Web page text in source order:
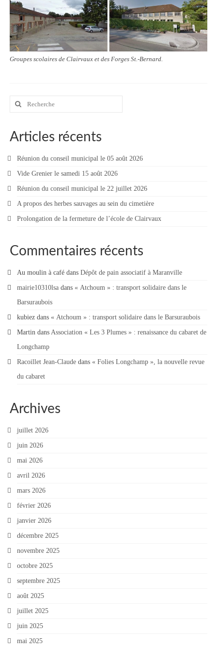
Groupes scolaires de Clairvaux et des Forges St.-Bernard.
Rechercher
Articles récents
Réunion du conseil municipal le 05 août 2026
Vide Grenier le samedi 15 août 2026
Réunion du conseil municipal le 22 juillet 2026
A propos des herbes sauvages au sein du cimetière
Prolongation de la fermeture de l’école de Clairvaux
Commentaires récents
Au moulin à café dans Dépôt de pain associatif à Maranville
mairie10310lsa dans « Atchoum » : transport solidaire dans le
Barsuraubois
kubiez dans « Atchoum » : transport solidaire dans le Barsuraubois
Martin dans Association « Les 3 Plumes » : renaissance du cabaret de
Longchamp
Racoillet Jean-Claude dans « Folies Longchamp », la nouvelle revue
du cabaret
Archives
juillet 2026
juin 2026
mai 2026
avril 2026
mars 2026
février 2026
janvier 2026
décembre 2025
novembre 2025
octobre 2025
septembre 2025
août 2025
juillet 2025
juin 2025
mai 2025